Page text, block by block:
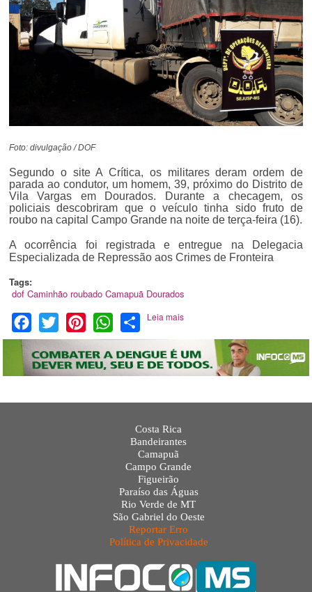
Foto: divulgação / DOF
Segundo o site A Crítica, os militares deram ordem de
parada ao condutor, um homem, 39, próximo do Distrito de
Vila Vargas em Dourados. Durante a checagem, os
policiais descobriram que o veículo tinha sido fruto de
roubo na capital Campo Grande na noite de terça-feira (16).
A ocorrência foi registrada e entregue na Delegacia
Especializada de Repressão aos Crimes de Fronteira
Tags:
dof Caminhão roubado Camapuã Dourados
Facebook
Twitter PinterestWhatsApp
Share
Leia mais
Costa Rica
Bandeirantes
Camapuã
Campo Grande
Figueirão
Paraíso das Águas
Rio Verde de MT
São Gabriel do Oeste
Reportar Erro
Política de Privacidade